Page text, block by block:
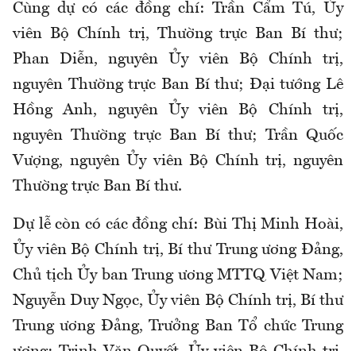
Cùng dự có các đồng chí: Trần Cẩm Tú, Ủy
viên Bộ Chính trị, Thường trực Ban Bí thư;
Phan Diễn, nguyên Ủy viên Bộ Chính trị,
nguyên Thường trực Ban Bí thư; Đại tướng Lê
Hồng Anh, nguyên Ủy viên Bộ Chính trị,
nguyên Thường trực Ban Bí thư; Trần Quốc
Vượng, nguyên Ủy viên Bộ Chính trị, nguyên
Thường trực Ban Bí thư.
Dự lễ còn có các đồng chí: Bùi Thị Minh Hoài,
Ủy viên Bộ Chính trị, Bí thư Trung ương Đảng,
Chủ tịch Ủy ban Trung ương MTTQ Việt Nam;
Nguyễn Duy Ngọc, Ủy viên Bộ Chính trị, Bí thư
Trung ương Đảng, Trưởng Ban Tổ chức Trung